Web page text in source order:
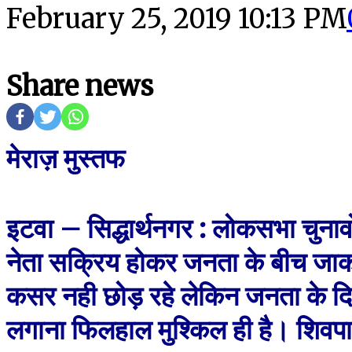
February 25, 2019 10:13 PM
Share news
मेराज़ मुस्तफ
इटवा – सिद्धार्थनगर : लोकसभा
नेता सक्रिय होकर जनता के बीच
कसर नही छोड़ रहे लेकिन जनता के
लगाना फिलहाल मुश्किल ही है।